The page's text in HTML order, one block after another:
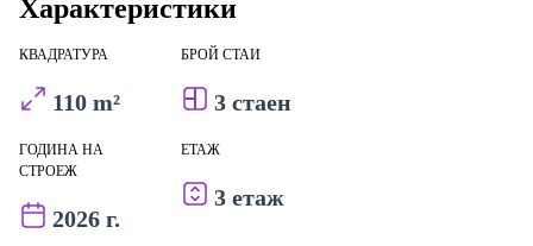
Характеристики
КВАДРАТУРА
110 m²
БРОЙ СТАИ
3 стаен
ГОДИНА НА
СТРОЕЖ
2026 г.
ЕТАЖ
3 етаж